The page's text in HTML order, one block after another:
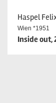
Haspel
Wien *1951
Inside out,